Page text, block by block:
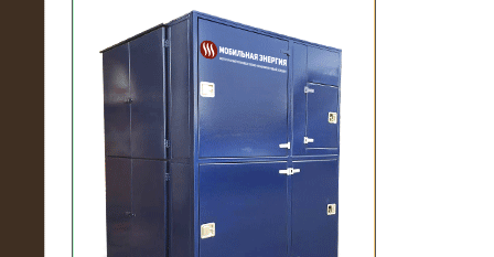
21.03.2017
Комплектная трансформаторная
подстанция 6 МВА (морское
исполнение, IP56)